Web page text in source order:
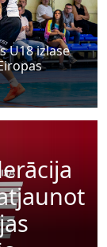
U18 izlase